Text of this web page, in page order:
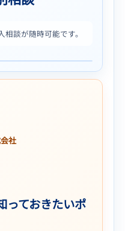
談が随時可能です。
社
っておきたいポ